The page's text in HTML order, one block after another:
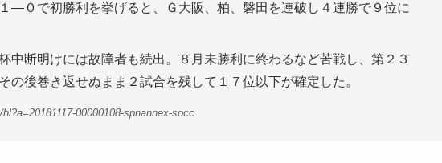
―０で初勝利を挙げると、Ｇ大阪、柏、磐田を連破し４連勝で９位に
中断明けには故障者も続出。８月未勝利に終わるなど苦戦し、第２３
の後巻き返せぬまま２試合を残して１７位以下が確定した。
00000108-spnannex-socc